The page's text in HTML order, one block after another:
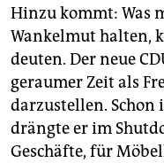
Hinzu kommt: Was
Wankelmut halten,
deuten. Der neue
geraumer Zeit als
darzustellen. Schon
drängte er im
Geschäfte, für